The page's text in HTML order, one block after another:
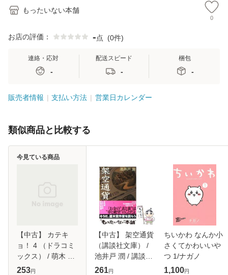
もったいない本舗
0
お店の評価： -点 (0件)
連絡・応対
-
配送スピード
-
梱包
-
販売者情報 支払い方法 営業日カレンダー
類似商品と比較する
【中古】 カテキ
ョ！ 4 （ドラコミ
ックス） / 萌木 ゆ
う / コアマガジン
253円
今見ている商品
【中古】 架空通貨
（講談社文庫） /
池井戸 潤 / 講談社
[文庫]【メール便送
261円
ちいかわ なんか小
さくてかわいいや
つ 1/ナガノ
1,100円